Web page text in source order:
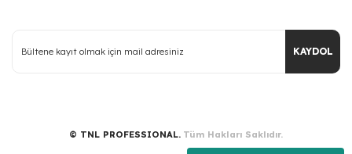
KAYDOL
© TNL PROFESSIONAL. Tüm Hakları Saklıdır.